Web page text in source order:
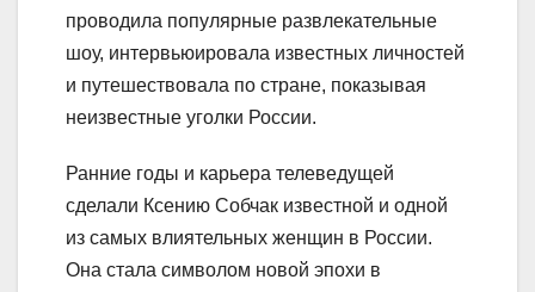
проводила популярные развлекательные
шоу, интервьюировала известных личностей
и путешествовала по стране, показывая
неизвестные уголки России.
Ранние годы и карьера телеведущей
сделали Ксению Собчак известной и одной
из самых влиятельных женщин в России.
Она стала символом новой эпохи в